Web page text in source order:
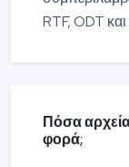
RTF, ODT
Πόσα
φορά;